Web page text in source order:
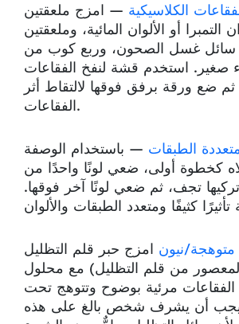
الكلاسيكية — امزج ملعقتين
التمبرا أو الألوان المائية، وملعقتين
سائل غسل الصحون، وربع كوب من
صغير. استخدم قشة لنفخ الفقاعات
ضع ورقة برفق فوقها لالتقاط أثر
الفقاعات.
الطبقات — باستخدام الوصفة
كخطوة أولى، ضعي لونًا واحدًا من
تجف، ثم ضعي لونًا آخر فوقها.
نيون امزج حبر قلم التظليل
من قلم التظليل) مع محلول
الفقاعات مرئية بوضوح وتتوهج تحت
يجب أن يشرف شخص بالغ على هذه